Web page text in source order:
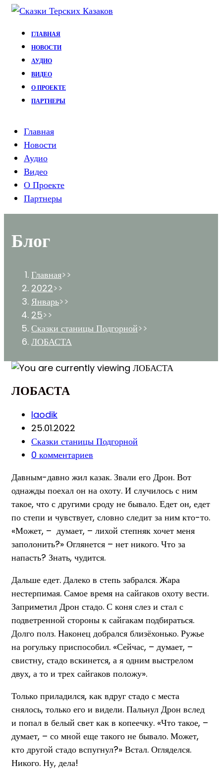
Перейти
содержимому
ГЛАВНАЯ
НОВОСТИ
АУДИО
ВИДЕО
О ПРОЕКТЕ
ПАРТНЕРЫ
Главная
Новости
Аудио
Видео
О Проекте
Партнеры
Блог
Главная>>
2022>>
Январь>>
25>>
Сказки станицы Подгорной>>
ЛОБАСТА
ЛОБАСТА
Post
author:
laodik
Запись
опубликована:
25.01.2022
Post
category:
Сказки станицы Подгорной
Post
0 комментариев
Давным-давно жил казак. Звали его Дрон. Вот
однажды поехал он на охоту. И случилось с ним
такое, что с другими сроду не бывало. Едет он, едет
по степи и чувствует, словно следит за ним кто-то.
«Может, – думает, – лихой степняк хочет меня
заполонить?» Оглянется – нет никого. Что за
напасть? Знать, чудится.
Дальше едет. Далеко в степь забрался. Жара
нестерпимая. Самое время на сайгаков охоту вести.
Заприметил Дрон стадо. С коня слез и стал с
подветренной стороны к сайгакам подбираться.
Долго полз. Наконец добрался близёхонько. Ружье
на рогульку приспособил. «Сейчас, – думает, –
свистну, стадо вскинется, а я одним выстрелом
двух, а то и трех сайгаков положу».
Только приладился, как вдруг стадо с места
снялось, только его и видели. Пальнул Дрон вслед
и попал в белый свет как в копеечку. «Что такое, –
думает, – со мной еще такого не бывало. Может,
кто другой стадо вспугнул?» Встал. Огляделся.
Никого. Ну, дела!